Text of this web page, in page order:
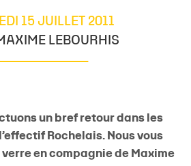
15 JUILLET 2011
LEBOURHIS
un bref retour dans les
Rochelais. Nous vous
en compagnie de Maxime